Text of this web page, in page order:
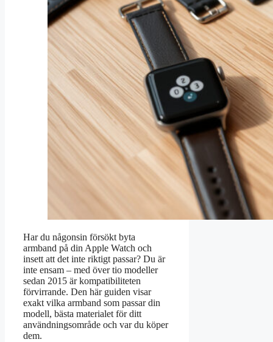
Har du någonsin försökt byta
armband på din Apple Watch och
insett att det inte riktigt passar? Du är
inte ensam – med över tio modeller
sedan 2015 är kompatibiliteten
förvirrande. Den här guiden visar
exakt vilka armband som passar din
modell, bästa materialet för ditt
användningsområde och var du köper
dem.